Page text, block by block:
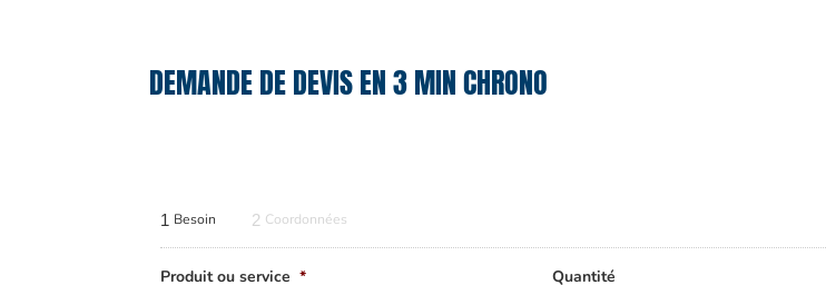
DEMANDE DE DEVIS EN 3 MIN CHRONO
1 Besoin 2 Coordonnées
Produit ou service * Quantité